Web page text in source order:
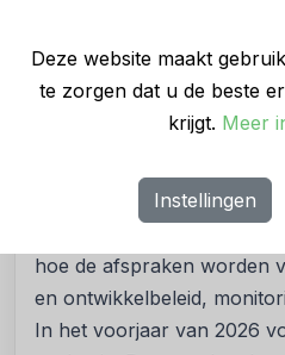
Deze website maakt
te zorgen dat u de beste
krijgt. Meer
Instellingen
gesteund door de IVBN,
binnenkort
de reductiedoelen haalbaar
Met de ondertekening is
hoe de afspraken worden
en ontwikkelbeleid,
In het voorjaar van 2026